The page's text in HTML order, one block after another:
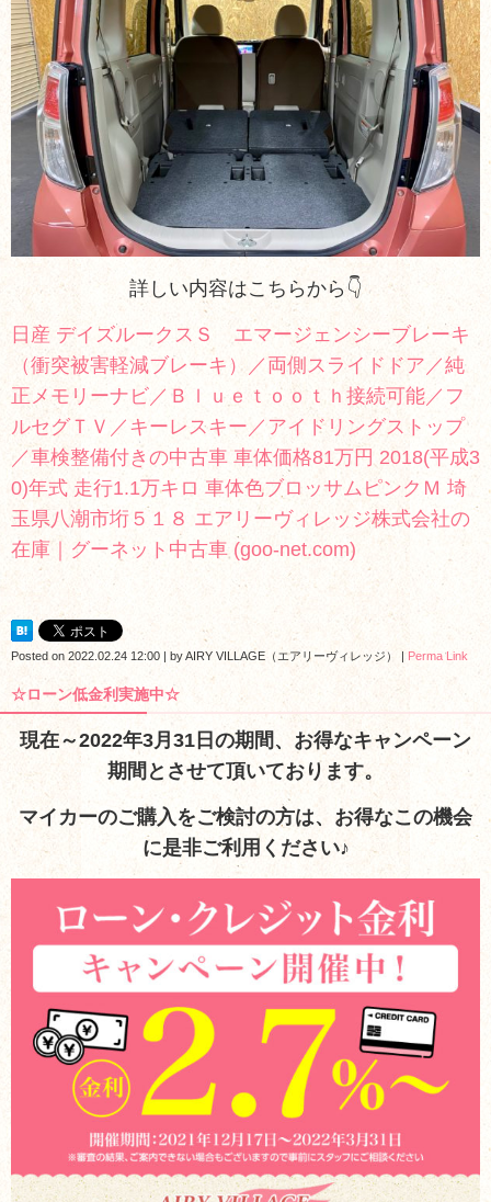
詳しい内容はこちらから👇
日産 デイズルークスＳ エマージェンシーブレーキ
（衝突被害軽減ブレーキ）／両側スライドドア／純
正メモリーナビ／Ｂｌｕｅｔｏｏｔｈ接続可能／フ
ルセグＴＶ／キーレスキー／アイドリングストップ
／車検整備付きの中古車 車体価格81万円 2018(平成3
0)年式 走行1.1万キロ 車体色ブロッサムピンクＭ 埼
玉県八潮市垳５１８ エアリーヴィレッジ株式会社の
在庫｜グーネット中古車 (goo-net.com)
Posted on 2022.02.24 12:00 | byAIRY VILLAGE（エアリーヴィレッジ） | Perma Link
☆ローン低金利実施中☆
現在～2022年3月31日の期間、お得なキャンペーン
期間とさせて頂いております。
マイカーのご購入をご検討の方は、お得なこの機会
に是非ご利用ください♪